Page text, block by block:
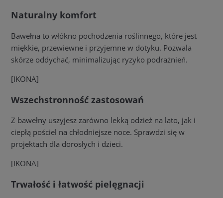
Naturalny komfort
Bawełna to włókno pochodzenia roślinnego, które jest
miękkie, przewiewne i przyjemne w dotyku. Pozwala
skórze oddychać, minimalizując ryzyko podrażnień.
[IKONA]
Wszechstronność zastosowań
Z bawełny uszyjesz zarówno lekką odzież na lato, jak i
ciepłą pościel na chłodniejsze noce. Sprawdzi się w
projektach dla dorosłych i dzieci.
[IKONA]
Trwałość i łatwość pielęgnacji